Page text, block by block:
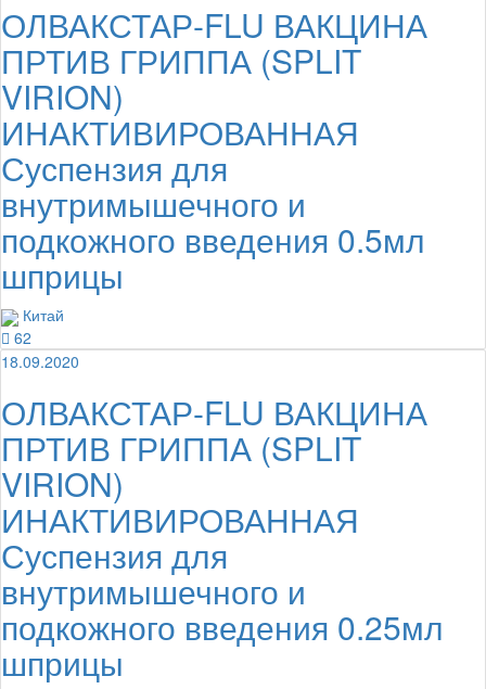
ОЛВАКСТАР-FLU ВАКЦИНА
ПРТИВ ГРИППА (SPLIT
VIRION)
ИНАКТИВИРОВАННАЯ
Суспензия для
внутримышечного и
подкожного введения 0.5мл
шприцы
Китай
62
18.09.2020
ОЛВАКСТАР-FLU ВАКЦИНА
ПРТИВ ГРИППА (SPLIT
VIRION)
ИНАКТИВИРОВАННАЯ
Суспензия для
внутримышечного и
подкожного введения 0.25мл
шприцы